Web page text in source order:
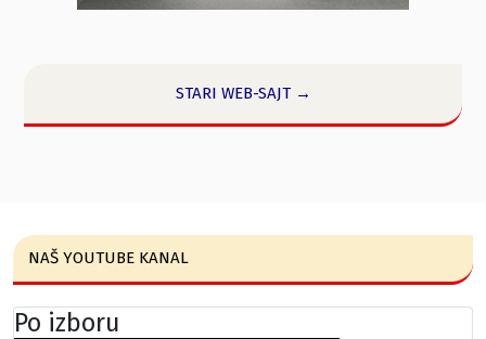
STARI WEB-SAJT →
NAŠ YOUTUBE KANAL
Po izboru